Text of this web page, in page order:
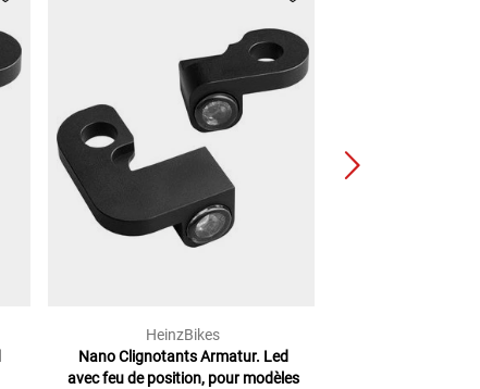
HeinzBikes
Nano Clignotants Armatur. Led
avec feu de position, pour modèles